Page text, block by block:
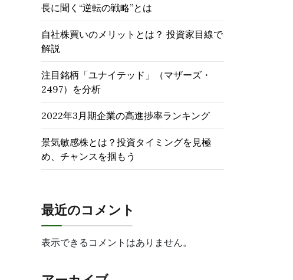
長に聞く“逆転の戦略”とは
自社株買いのメリットとは？ 投資家目線で
解説
注目銘柄「ユナイテッド」（マザーズ・
2497）を分析
2022年3月期企業の高進捗率ランキング
景気敏感株とは？投資タイミングを見極
め、チャンスを掴もう
最近のコメント
表示できるコメントはありません。